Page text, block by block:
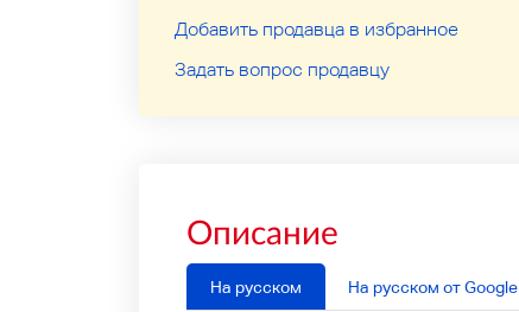
Добавить продавца в избранное
Задать вопрос продавцу
Описание
На русском На русском от Google